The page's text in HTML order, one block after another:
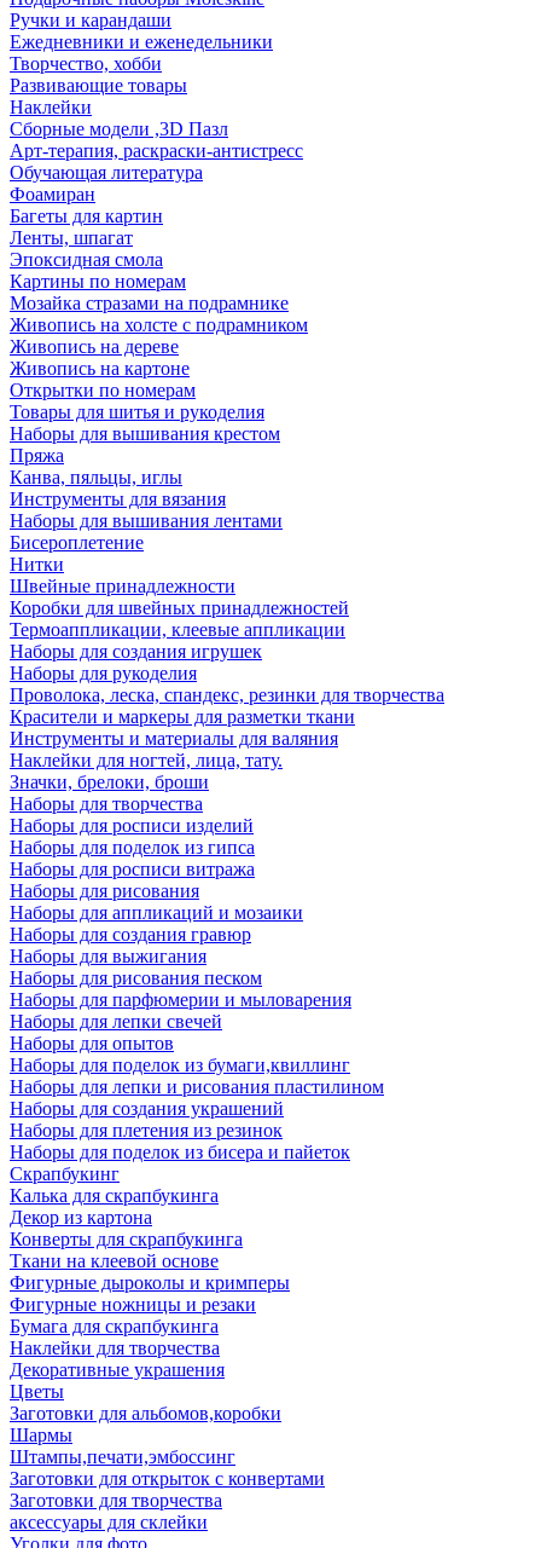
Ручки и карандаши
Ежедневники и еженедельники
Творчество, хобби
Развивающие товары
Наклейки
Сборные модели ,3D Пазл
Арт-терапия, раскраски-антистресс
Обучающая литература
Фоамиран
Багеты для картин
Ленты, шпагат
Эпоксидная смола
Картины по номерам
Мозайка стразами на подрамнике
Живопись на холсте с подрамником
Живопись на дереве
Живопись на картоне
Открытки по номерам
Товары для шитья и рукоделия
Наборы для вышивания крестом
Пряжа
Канва, пяльцы, иглы
Инструменты для вязания
Наборы для вышивания лентами
Бисероплетение
Нитки
Швейные принадлежности
Коробки для швейных принадлежностей
Термоаппликации, клеевые аппликации
Наборы для создания игрушек
Наборы для рукоделия
Проволока, леска, спандекс, резинки для творчества
Красители и маркеры для разметки ткани
Инструменты и материалы для валяния
Наклейки для ногтей, лица, тату.
Значки, брелоки, броши
Наборы для творчества
Наборы для росписи изделий
Наборы для поделок из гипса
Наборы для росписи витража
Наборы для рисования
Наборы для аппликаций и мозаики
Наборы для создания гравюр
Наборы для выжигания
Наборы для рисования песком
Наборы для парфюмерии и мыловарения
Наборы для лепки свечей
Наборы для опытов
Наборы для поделок из бумаги,квиллинг
Наборы для лепки и рисования пластилином
Наборы для создания украшений
Наборы для плетения из резинок
Наборы для поделок из бисера и пайеток
Скрапбукинг
Калька для скрапбукинга
Декор из картона
Конверты для скрапбукинга
Ткани на клеевой основе
Фигурные дыроколы и кримперы
Фигурные ножницы и резаки
Бумага для скрапбукинга
Наклейки для творчества
Декоративные украшения
Цветы
Заготовки для альбомов,коробки
Шармы
Штампы,печати,эмбоссинг
Заготовки для открыток с конвертами
Заготовки для творчества
аксессуары для склейки
Уголки для фото